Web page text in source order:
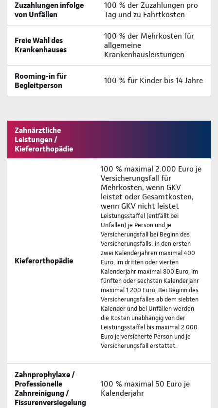
Zuzahlungen infolge
von Unfällen
100 % der Zuzahlungen pro
Tag und zu Fahrtkosten
Freie Wahl des
Krankenhauses
100 % der Mehrkosten für
allgemeine
Krankenhausleistungen
Rooming-in für
Begleitperson
100 % für Kinder bis 14 Jahre
Zahnärztliche
Leistungen /
Kieferorthopädie
Kieferorthopädie
100 % maximal 2.000 Euro je
Versicherungsfall für
Mehrkosten, wenn GKV
leistet oder Gesamtkosten,
wenn GKV nicht leistet
Leistungsstaffel (entfällt bei
Unfällen) je Person und je
Versicherungsfall bei Beginn des
Versicherungsfalls: in den ersten
zwei Kalenderjahren maximal 400
Euro, im dritten oder vierten
Kalenderjahr maximal 800 Euro, im
fünften oder sechsten Kalenderjahr
maximal 1.200 Euro. Bei Beginn des
Versicherungsfalles ab dem siebten
Kalender und bei Unfällen werden
die Kosten unabhängig von der
Leistungsstaffel bis maximal 2.000
Euro je versicherte Person und je
Versicherungsfall erstattet.
Zahnprophylaxe /
Professionelle
Zahnreinigung /
Fissurenversiegelung
100 % maximal 50 Euro je
Kalenderjahr